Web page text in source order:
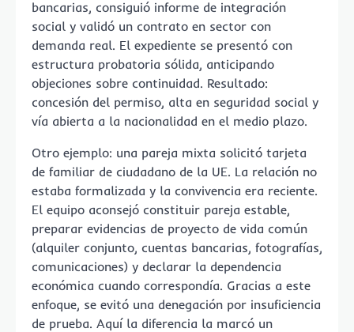
bancarias, consiguió informe de integración
social y validó un contrato en sector con
demanda real. El expediente se presentó con
estructura probatoria sólida, anticipando
objeciones sobre continuidad. Resultado:
concesión del permiso, alta en seguridad social y
vía abierta a la nacionalidad en el medio plazo.
Otro ejemplo: una pareja mixta solicitó tarjeta
de familiar de ciudadano de la UE. La relación no
estaba formalizada y la convivencia era reciente.
El equipo aconsejó constituir pareja estable,
preparar evidencias de proyecto de vida común
(alquiler conjunto, cuentas bancarias, fotografías,
comunicaciones) y declarar la dependencia
económica cuando correspondía. Gracias a este
enfoque, se evitó una denegación por insuficiencia
de prueba. Aquí la diferencia la marcó un